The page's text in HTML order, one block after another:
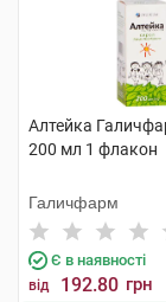
Алтейка
200 мл 1 флакон
Галичфарм
Є в наявності
від 192.80 грн